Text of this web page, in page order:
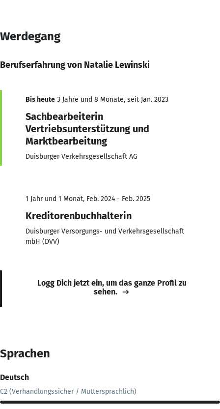
Werdegang
Berufserfahrung von Natalie Lewinski
Bis heute 3 Jahre und 8 Monate, seit Jan. 2023
Sachbearbeiterin
Vertriebsunterstützung und
Marktbearbeitung
Duisburger Verkehrsgesellschaft AG
1 Jahr und 1 Monat, Feb. 2024 - Feb. 2025
Kreditorenbuchhalterin
Duisburger Versorgungs- und Verkehrsgesellschaft
mbH (DVV)
Logg Dich jetzt ein, um das ganze Profil zu
sehen.
Sprachen
Deutsch
C2 (Verhandlungssicher / Muttersprachlich)